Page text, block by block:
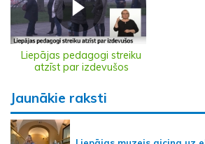
Liepājas pedagogi streiku
atzīst par izdevušos
Jaunākie raksti